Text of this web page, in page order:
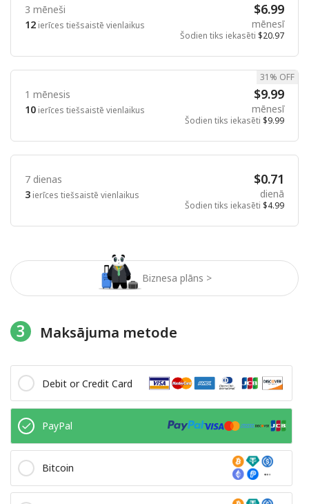
Biznesa plāns >
3 mēneši
12 ierīces tiešsaistē vienlaikus
$6.99
mēnesī
Šodien tiks iekasēti $20.97
1 mēnesis
10 ierīces tiešsaistē vienlaikus
$9.99
mēnesī
Šodien tiks iekasēti $9.99
31% OFF
7 dienas
3 ierīces tiešsaistē vienlaikus
$0.71
dienā
Šodien tiks iekasēti $4.99
3 Maksājuma metode
Debit or Credit Card
PayPal
Bitcoin